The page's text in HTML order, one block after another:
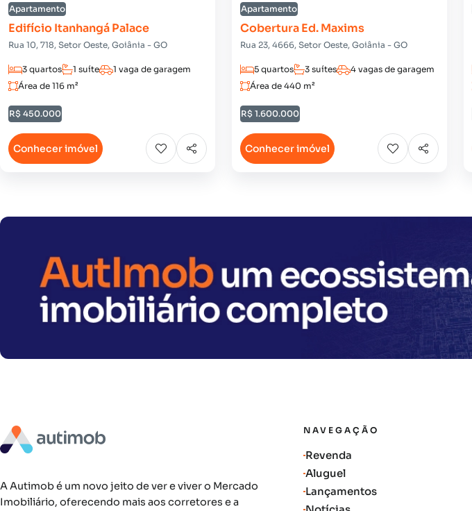
Apartamento
Edifício Itanhangá Palace
Rua 10, 718, Setor Oeste, Goiânia - GO
3 quartos 1 suíte
1 vaga de garagem
Área de 116 m²
R$ 450.000
Conhecer imóvel
Apartamento
Cobertura Ed. Maxims
Rua 23, 4666, Setor Oeste, Goiânia - GO
5 quartos 3 suítes
4 vagas de garagem
Área de 440 m²
R$ 1.600.000
Conhecer imóvel
A Autimob é um novo jeito de ver e viver o Mercado
Imobiliário, oferecendo mais aos corretores e a
NAVEGAÇÃO
Revenda
Aluguel
Lançamentos